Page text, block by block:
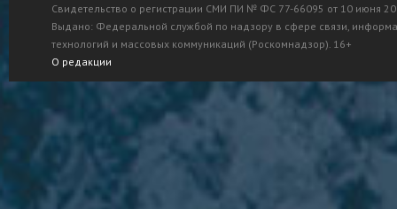
Свидетельство о регистрации СМИ ПИ № ФС 77-66095 от 10 июня
Выдано: Федеральной службой по надзору в сфере связи,
технологий и массовых коммуникаций (Роскомнадзор). 16+
О редакции